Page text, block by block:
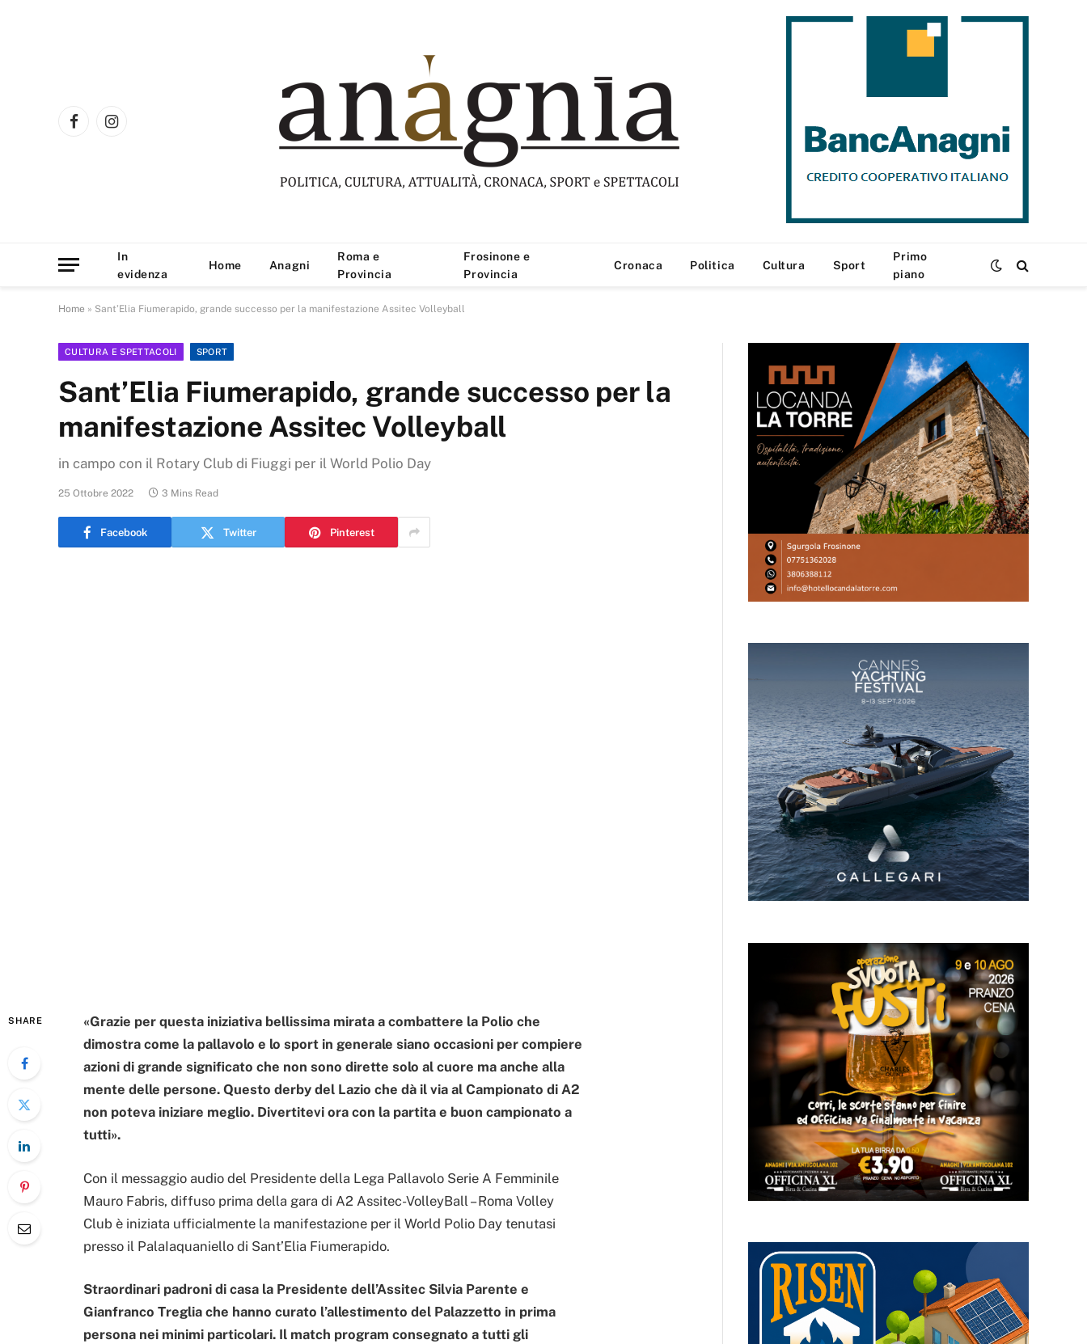
FacebookInstagram
In
evidenza
Home Anagni
Roma e
Provincia
Frosinone e
Provincia
Cronaca Politica Cultura Sport
Primo
piano
Home » Sant’Elia Fiumerapido, grande successo per la manifestazione Assitec Volleyball
CULTURA E SPETTACOLI SPORT
Sant’Elia Fiumerapido, grande successo per la
manifestazione Assitec Volleyball
in campo con il Rotary Club di Fiuggi per il World Polio Day
25 Ottobre 2022 3 Mins Read
Facebook Twitter Pinterest
SHARE
«Grazie per questa iniziativa bellissima mirata a combattere la Polio che
dimostra come la pallavolo e lo sport in generale siano occasioni per compiere
azioni di grande significato che non sono dirette solo al cuore ma anche alla
mente delle persone. Questo derby del Lazio che dà il via al Campionato di A2
non poteva iniziare meglio. Divertitevi ora con la partita e buon campionato a
tutti».
Con il messaggio audio del Presidente della Lega Pallavolo Serie A Femminile
Mauro Fabris, diffuso prima della gara di A2 Assitec-VolleyBall – Roma Volley
Club è iniziata ufficialmente la manifestazione per il World Polio Day tenutasi
presso il PalaIaquaniello di Sant’Elia Fiumerapido.
Straordinari padroni di casa la Presidente dell’Assitec Silvia Parente e
Gianfranco Treglia che hanno curato l’allestimento del Palazzetto in prima
persona nei minimi particolari. Il match program consegnato a tutti gli